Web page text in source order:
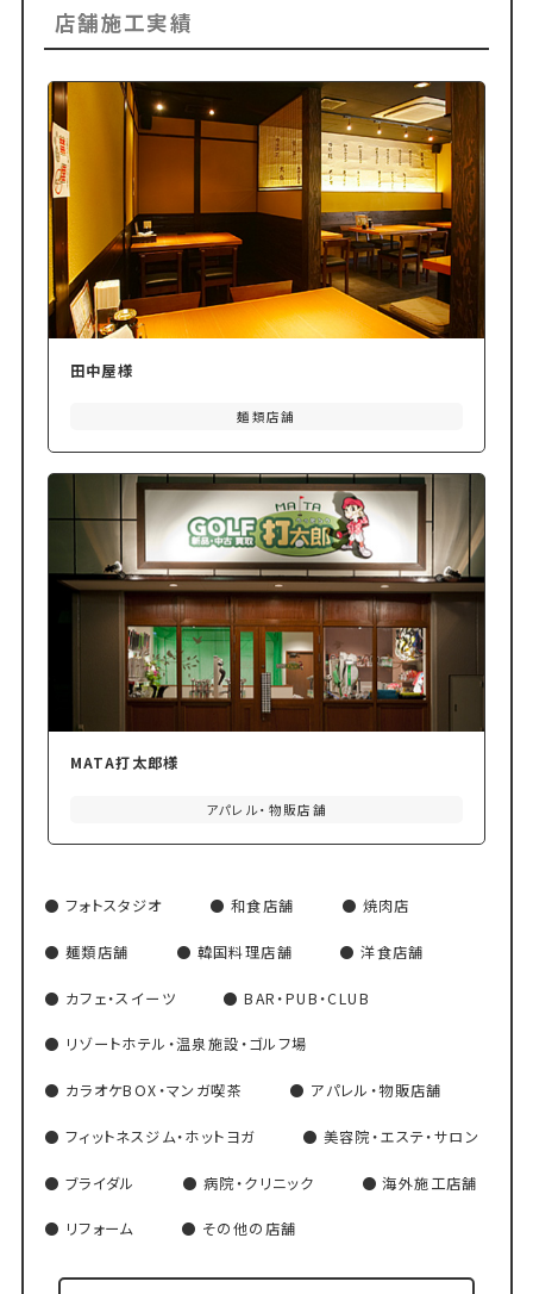
店舗施工実績
田中屋様
麺類店舗
MATA打太郎様
アパレル・物販店舗
フォトスタジオ 和食店舗 焼肉店
麺類店舗 韓国料理店舗 洋食店舗
カフェ・スイーツ BAR・PUB・CLUB
リゾートホテル・温泉施設・ゴルフ場
カラオケBOX・マンガ喫茶 アパレル・物販店舗
フィットネスジム・ホットヨガ 美容院・エステ・サロン
ブライダル 病院・クリニック 海外施工店舗
リフォーム その他の店舗